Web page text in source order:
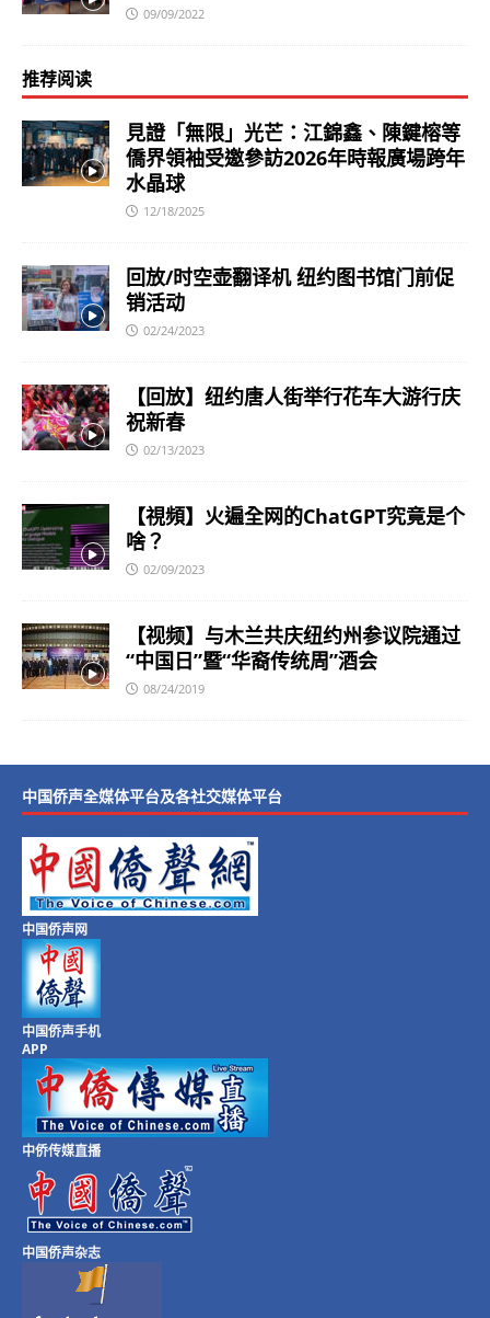
09/09/2022
推荐阅读
見證「無限」光芒：江錦鑫、陳鍵榕等
僑界領袖受邀參訪2026年時報廣場跨年
水晶球
12/18/2025
回放/时空壶翻译机 纽约图书馆门前促
销活动
02/24/2023
【回放】纽约唐人街举行花车大游行庆
祝新春
02/13/2023
【視頻】火遍全网的ChatGPT究竟是个
啥？
02/09/2023
【视频】与木兰共庆纽约州参议院通过
“中国日”暨“华裔传统周”酒会
08/24/2019
中国侨声全媒体平台及各社交媒体平台
中国侨声网
中国侨声手机
APP
中侨传媒直播
中国侨声杂志